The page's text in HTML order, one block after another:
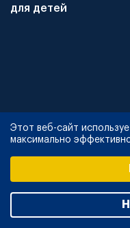
для детей
Этот веб-сайт
максимально